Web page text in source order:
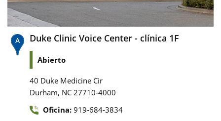
Duke Clinic Voice Center - clínica 1F
Abierto
40 Duke Medicine Cir
Durham, NC 27710-4000
Oficina: 919-684-3834